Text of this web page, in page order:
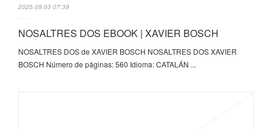
2025.09.03 07:39
NOSALTRES DOS EBOOK | XAVIER BOSCH
NOSALTRES DOS de XAVIER BOSCH NOSALTRES DOS XAVIER
BOSCH Número de páginas: 560 Idioma: CATALÁN ...